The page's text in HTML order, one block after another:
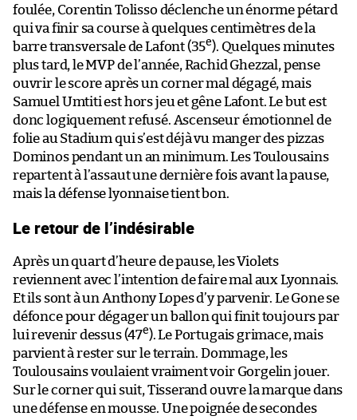
foulée, Corentin Tolisso déclenche un énorme pétard
qui va finir sa course à quelques centimètres de la
barre transversale de Lafont (35e). Quelques minutes
plus tard, le MVP de l’année, Rachid Ghezzal, pense
ouvrir le score après un corner mal dégagé, mais
Samuel Umtiti est hors jeu et gêne Lafont. Le but est
donc logiquement refusé. Ascenseur émotionnel de
folie au Stadium qui s’est déjà vu manger des pizzas
Dominos pendant un an minimum. Les Toulousains
repartent à l’assaut une dernière fois avant la pause,
mais la défense lyonnaise tient bon.
Le retour de l’indésirable
Après un quart d’heure de pause, les Violets
reviennent avec l’intention de faire mal aux Lyonnais.
Et ils sont à un Anthony Lopes d’y parvenir. Le Gone se
défonce pour dégager un ballon qui finit toujours par
lui revenir dessus (47e). Le Portugais grimace, mais
parvient à rester sur le terrain. Dommage, les
Toulousains voulaient vraiment voir Gorgelin jouer.
Sur le corner qui suit, Tisserand ouvre la marque dans
une défense en mousse. Une poignée de secondes